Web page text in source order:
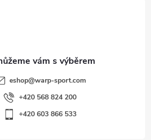
eshop@warp-sport.com
+420 568 824 200
+420 603 866 533